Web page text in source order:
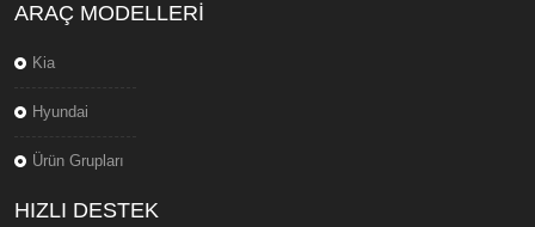
ARAÇ MODELLERI
Kia
Hyundai
Ürün Grupları
HIZLI DESTEK